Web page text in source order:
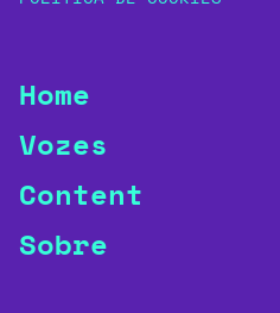
Home
Vozes
Content
Sobre